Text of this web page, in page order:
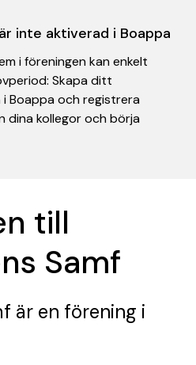
inte aktiverad i Boappa
i föreningen kan enkelt
Skapa ditt
Boappa och registrera
dina kollegor och börja
till
Samf
är en förening i